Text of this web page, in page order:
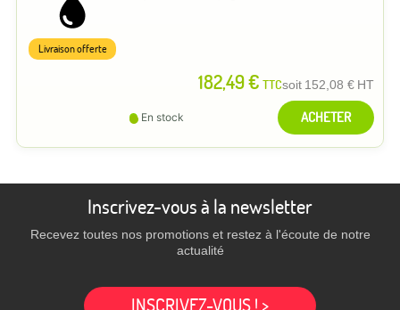
182,49 € TTCsoit 152,08 € HT
Livraison offerte
En stock ACHETER
Inscrivez-vous à la newsletter
Recevez toutes nos promotions et restez à l'écoute de notre
actualité
INSCRIVEZ-VOUS ! >